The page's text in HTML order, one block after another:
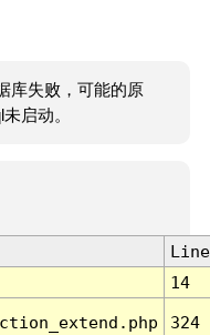
库失败，可能的原
启动。
Line
14
324